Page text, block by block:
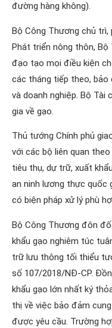
đường hàng không).
Bộ Công Thương chủ trì,
Phát triển nông thôn, Bộ
đạo tạo mọi điều kiện
các tháng tiếp theo, bảo
và doanh nghiệp. Bộ
gia về gạo.
Thủ tướng Chính phủ
với các bộ liên quan
tiêu thụ, dự trữ, xuất
an ninh lương thực quốc
có biện pháp xử lý phù
Bộ Công Thương đôn
khẩu gạo nghiêm túc
trữ lưu thông tối thiểu
số 107/2018/NĐ-CP.
khẩu gạo lớn nhất ký
thị về việc bảo đảm
được yêu cầu. Trường